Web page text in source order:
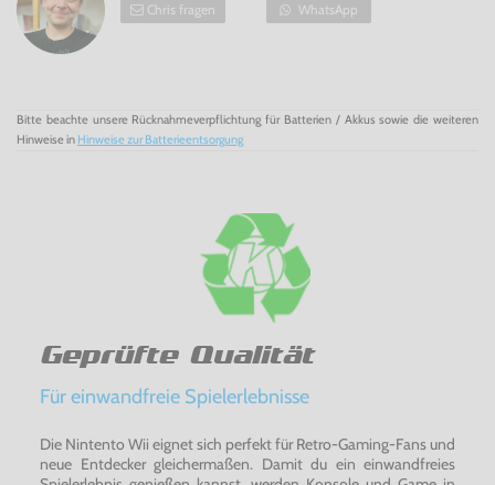
Chris fragen WhatsApp
Bitte beachte unsere Rücknahmeverpflichtung für Batterien / Akkus sowie die weiteren
Hinweise in Hinweise zur Batterieentsorgung
Geprüfte Qualität
Für einwandfreie Spielerlebnisse
Die Nintento Wii eignet sich perfekt für Retro-Gaming-Fans und
neue Entdecker gleichermaßen. Damit du ein einwandfreies